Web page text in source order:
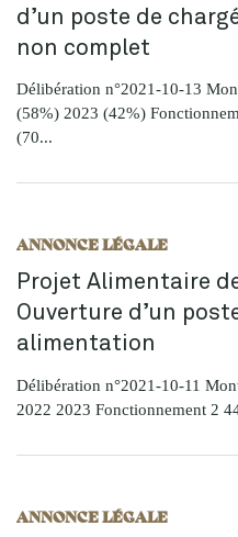
d’un poste de
non complet
Délibération n°2021-10-13
(58%) 2023 (42%)
(70...
ANNONCE LÉGALE
Projet Alimentaire
Ouverture d’un
alimentation
Délibération n°2021-10-11
2022 2023 Fonctionnement 2
ANNONCE LÉGALE